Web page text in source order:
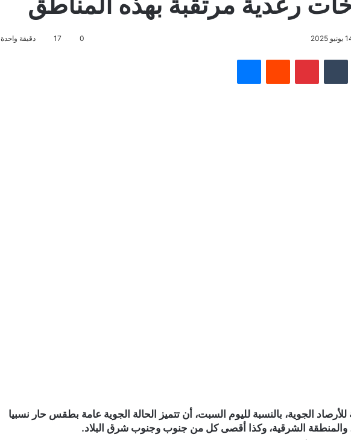
2025
0
17 دقيقة واحدة
لينكدإن بينتيريست
للأرصاد الجوية، بالنسبة لليوم السبت، أن تتميز الحالة الجوية عامة بطقس حار نسبيا
والمنطقة الشرقية، وكذا أقصى كل من جنوب وجنوب شرق البلاد.